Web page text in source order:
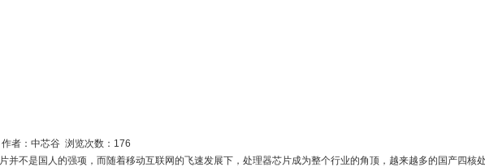
者：中芯谷 浏览次数： 176
并不是国人的强项，而随着移动互联网的飞速发展下，处理器芯片成为整个行业的角顶，越来越多的国产四核